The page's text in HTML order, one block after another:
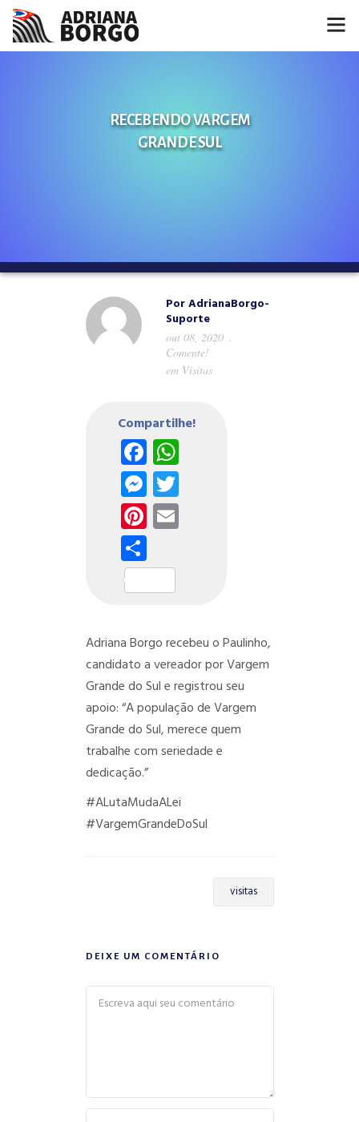
CONHEÇA A ADRIANA
RECEBENDO VARGEM
GRANDE SUL
PorAdrianaBorgo-
Suporte
out 08, 2020
Comente!
em Visitas
Compartilhe!
Facebook
WhatsApp
Messenger
Twitter
Pinterest
Email
Share
Adriana Borgo recebeu o Paulinho,
candidato a vereador por Vargem
Grande do Sul e registrou seu
apoio: “A população de Vargem
Grande do Sul, merece quem
trabalhe com seriedade e
dedicação.”
#ALutaMudaALei
#VargemGrandeDoSul
visitas
DEIXE UM COMENTÁRIO